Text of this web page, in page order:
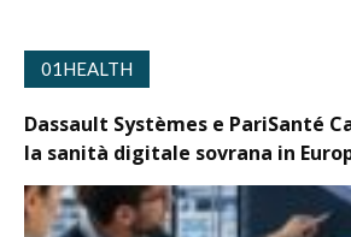
01HEALTH
Dassault Systèmes e PariSanté
la sanità digitale sovrana in